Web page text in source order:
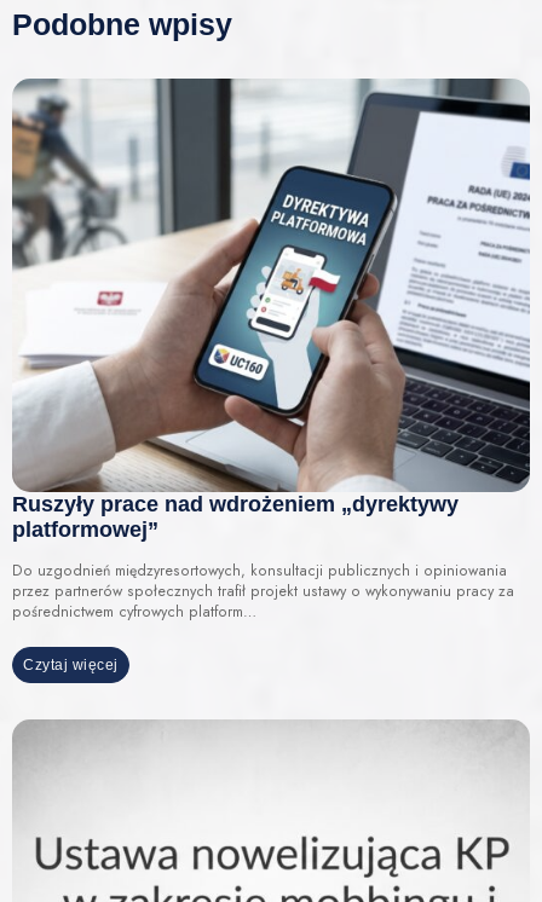
Podobne wpisy
Ruszyły prace nad wdrożeniem „dyrektywy
platformowej”
Do uzgodnień międzyresortowych, konsultacji publicznych i opiniowania
przez partnerów społecznych trafił projekt ustawy o wykonywaniu pracy za
pośrednictwem cyfrowych platform…
Czytaj więcej